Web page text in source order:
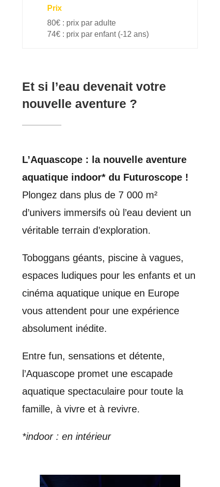
Prix
80€ : prix par adulte
74€ : prix par enfant (-12 ans)
Et si l’eau devenait votre
nouvelle aventure ?
L’Aquascope : la nouvelle aventure
aquatique indoor* du Futuroscope !
Plongez dans plus de 7 000 m²
d’univers immersifs où l’eau devient un
véritable terrain d’exploration.
Toboggans géants, piscine à vagues,
espaces ludiques pour les enfants et un
cinéma aquatique unique en Europe
vous attendent pour une expérience
absolument inédite.
Entre fun, sensations et détente,
l’Aquascope promet une escapade
aquatique spectaculaire pour toute la
famille, à vivre et à revivre.
*indoor : en intérieur